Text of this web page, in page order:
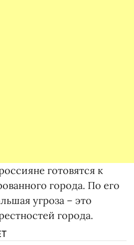
готовятся к
города. По его
угроза – это
города.